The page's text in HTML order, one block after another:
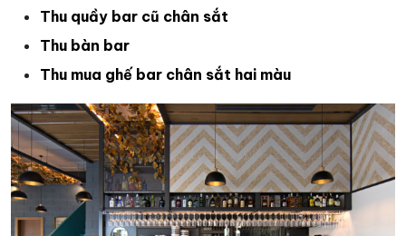
Thu quầy bar cũ chân sắt
Thu bàn bar
Thu mua ghế bar chân sắt hai màu